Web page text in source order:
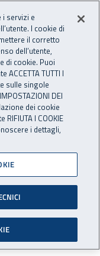
Apri cerca
di
di
sportello
2025.
servizi e
I cookie di
il corretto
dell’utente,
di cookie. Puoi
TUTTI I
sulle singole
DEI
dei cookie
I COOKIE
i dettagli,